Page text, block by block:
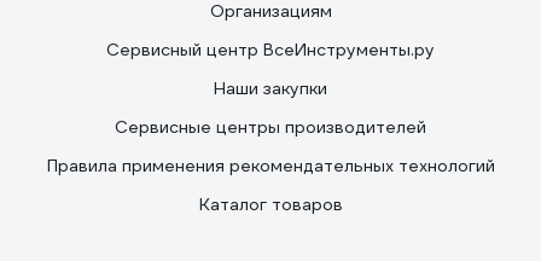
Организациям
Сервисный центр ВсеИнструменты.ру
Наши закупки
Сервисные центры производителей
Правила применения рекомендательных технологий
Каталог товаров